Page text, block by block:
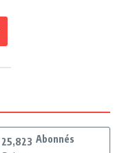
25,823 Abonnés